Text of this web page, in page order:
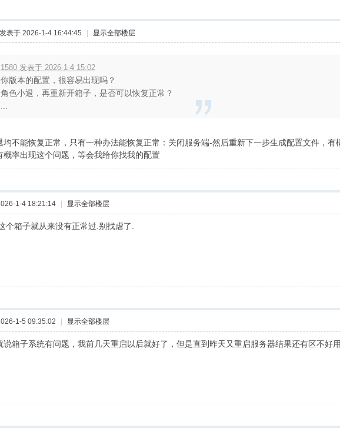
发表于 2026-1-4 16:44:45 | 显示全部楼层
1580 发表于 2026-1-4 15:02
你版本的配置，很容易出现吗？
角色小退，再重新开箱子，是否可以恢复正常？
均不能恢复正常，只有一种办法能恢复正常：关闭服务端-然后重新下一步生成配置文件，
概率出现这个问题，等会我给你找我的配置
1-4 18:21:14 显示全部楼层
个箱子就从来没有正常过.别找虐了.
1-5 09:35:02 显示全部楼层
说箱子系统有问题，我前几天重启以后就好了，但是直到昨天又重启服务器结果还有区不好